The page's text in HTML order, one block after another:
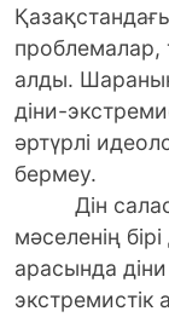
проблемалар,
алды.
діни-
әртүрлі
бермеу.
Дін саласы
мәселенің
арасында
экстремистік